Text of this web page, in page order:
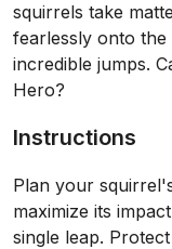
squirrels take
fearlessly onto the
incredible jumps.
Hero?
Instructions
Plan your
maximize its
single leap.